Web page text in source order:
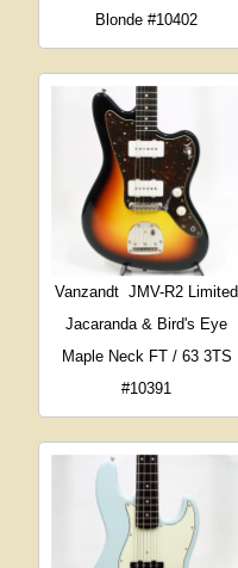
Blonde #10402
Vanzandt JMV-R2 Limited
Jacaranda & Bird's Eye
Maple Neck FT / 63 3TS
#10391